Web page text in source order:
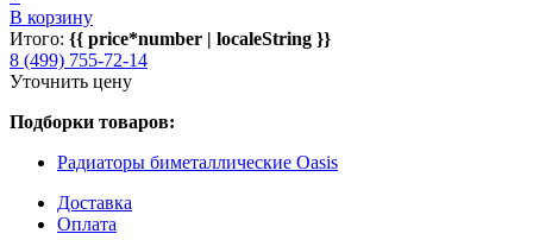
В корзину
Итого: {{ price*number | localeString }}
8 (499) 755-72-14
Уточнить цену
Подборки товаров:
Радиаторы биметаллические Oasis
Доставка
Оплата